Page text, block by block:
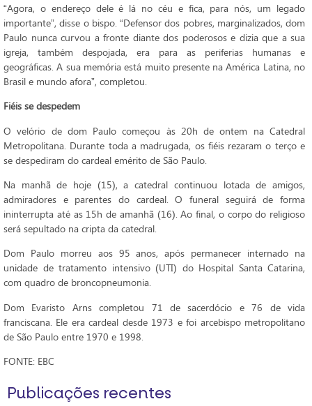
“Agora, o endereço dele é lá no céu e fica, para nós, um legado
importante”, disse o bispo. “Defensor dos pobres, marginalizados, dom
Paulo nunca curvou a fronte diante dos poderosos e dizia que a sua
igreja, também despojada, era para as periferias humanas e
geográficas. A sua memória está muito presente na América Latina, no
Brasil e mundo afora”, completou.
Fiéis se despedem
O velório de dom Paulo começou às 20h de ontem na Catedral
Metropolitana. Durante toda a madrugada, os fiéis rezaram o terço e
se despediram do cardeal emérito de São Paulo.
Na manhã de hoje (15), a catedral continuou lotada de amigos,
admiradores e parentes do cardeal. O funeral seguirá de forma
ininterrupta até as 15h de amanhã (16). Ao final, o corpo do religioso
será sepultado na cripta da catedral.
Dom Paulo morreu aos 95 anos, após permanecer internado na
unidade de tratamento intensivo (UTI) do Hospital Santa Catarina,
com quadro de broncopneumonia.
Dom Evaristo Arns completou 71 de sacerdócio e 76 de vida
franciscana. Ele era cardeal desde 1973 e foi arcebispo metropolitano
de São Paulo entre 1970 e 1998.
FONTE: EBC
Publicações recentes